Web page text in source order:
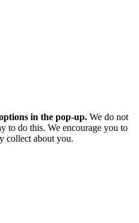
in the pop-up. We do not
to do this. We encourage you to
collect about you.